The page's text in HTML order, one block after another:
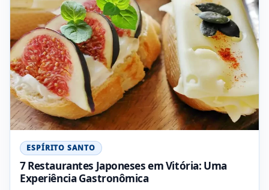
ESPÍRITO SANTO
7 Restaurantes Japoneses em Vitória: Uma
Experiência Gastronômica